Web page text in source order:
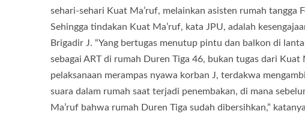
sehari-sehari Kuat Ma’ruf, melainkan asisten rumah tangga
Sehingga tindakan Kuat Ma’ruf, kata JPU, adalah
Brigadir J. “Yang bertugas menutup pintu dan balkon di
sebagai ART di rumah Duren Tiga 46, bukan tugas dari Kuat
pelaksanaan merampas nyawa korban J, terdakwa
suara dalam rumah saat terjadi penembakan, di mana
Ma’ruf bahwa rumah Duren Tiga sudah dibersihkan,”